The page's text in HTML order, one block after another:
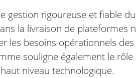
gestion rigoureuse et fiable
la livraison de plateformes
les besoins opérationnels
souligne également le
niveau technologique.